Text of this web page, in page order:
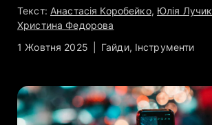
Кейси
Інструменти
Блог
Текст: Анастасія Коробейко, Юлія Лучик
Христина Федорова
1 Жовтня 2025
Гайди, Інструменти